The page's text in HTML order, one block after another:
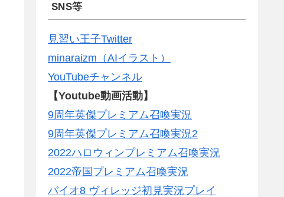
SNS等
見習い王子Twitter
minaraizm（AIイラスト）
YouTubeチャンネル
【Youtube動画活動】
9周年英傑プレミアム召喚実況
9周年英傑プレミアム召喚実況2
2022ハロウィンプレミアム召喚実況
2022帝国プレミアム召喚実況
バイオ8 ヴィレッジ初見実況プレイ